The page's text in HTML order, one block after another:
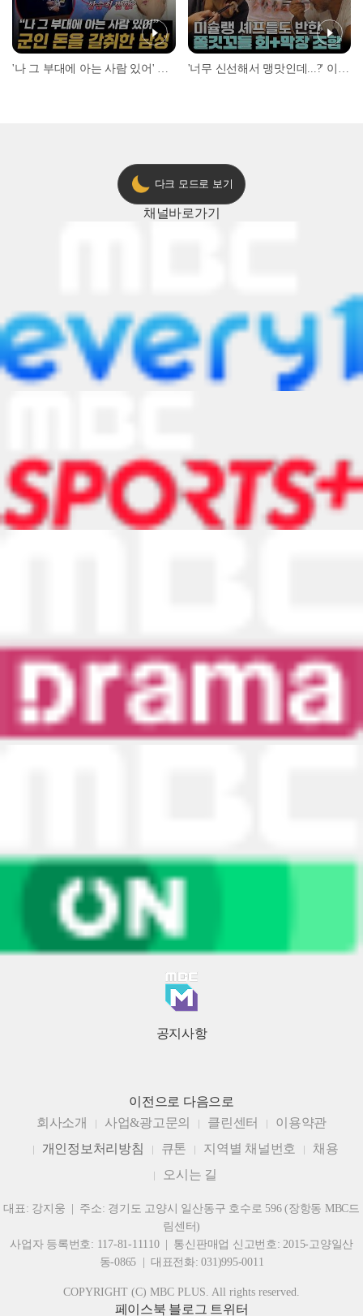
다크 모드로 보기
채널바로가기
공지사항
이전으로 다음으로
회사소개
사업&광고문의 클린센터
이용약관
개인정보처리방침
큐톤 지역별 채널번호
채용
오시는 길
대표: 강지웅 | 주소: 경기도 고양시 일산동구 호수로 596 (장항동 MBC드
림센터)
사업자 등록번호: 117-81-11110 | 통신판매업 신고번호: 2015-고양일산
동-0865 | 대표전화: 031)995-0011
COPYRIGHT (C) MBC PLUS. All rights reserved.
페이스북 블로그 트위터